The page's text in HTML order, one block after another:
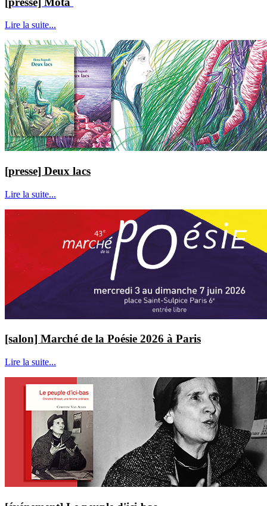
Lire la suite...
[presse] Deux lacs
Lire la suite...
[salon] Marché de la Poésie 2026 à Paris
Lire la suite...